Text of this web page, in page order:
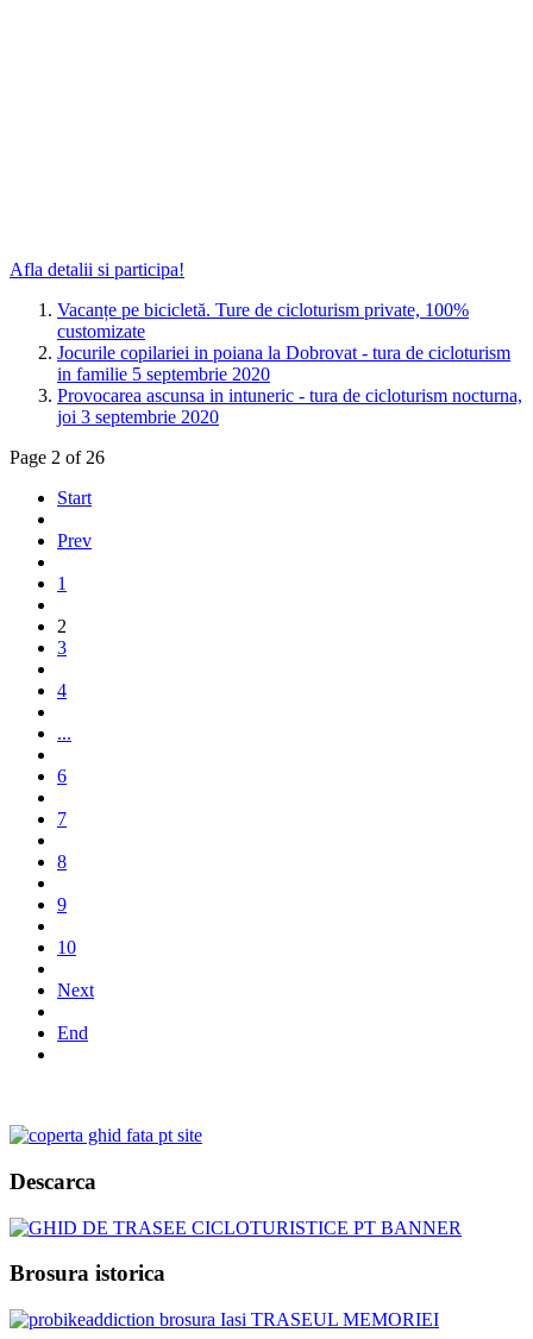
Afla detalii si participa!
Vacanțe pe bicicletă. Ture de cicloturism private, 100%
customizate
Jocurile copilariei in poiana la Dobrovat - tura de cicloturism
in familie 5 septembrie 2020
Provocarea ascunsa in intuneric - tura de cicloturism nocturna,
joi 3 septembrie 2020
Page 2 of 26
Start
Prev
1
2
3
4
...
6
7
8
9
10
Next
End
Descarca
Brosura istorica